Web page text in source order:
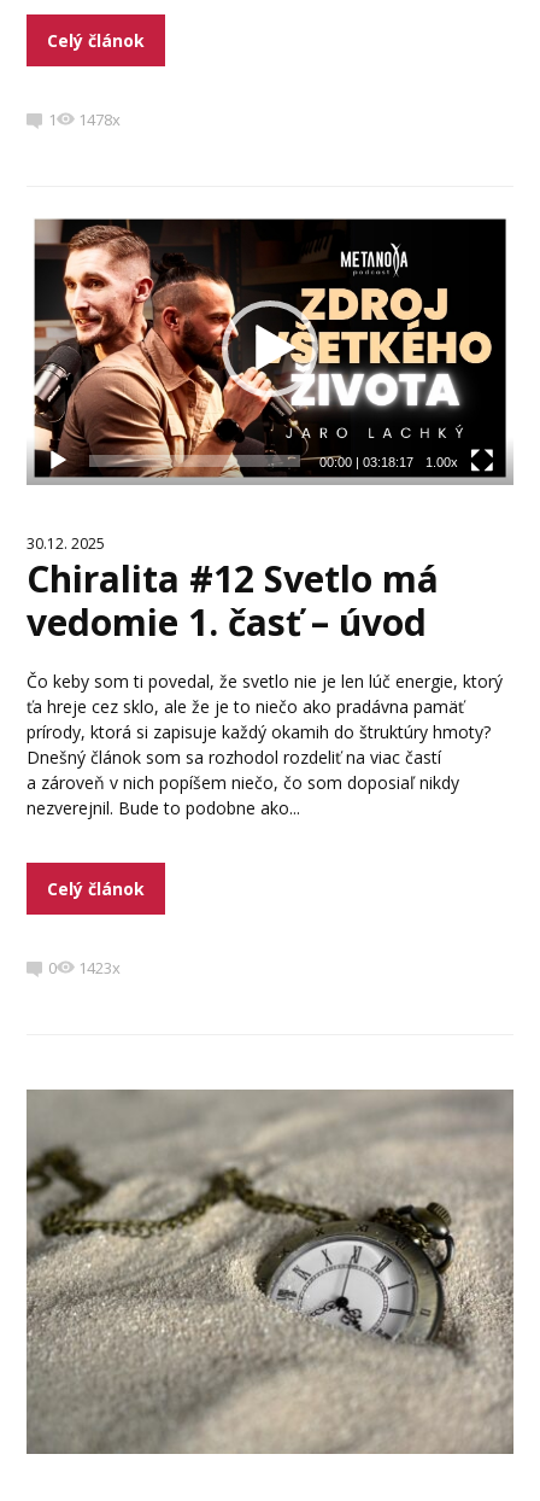
Celý článok
1 1478x
Video
prehrávač
00:00| 03:18:17 1.00x
30.12. 2025
Chiralita #12 Svetlo má
vedomie 1. časť – úvod
Čo keby som ti povedal, že svetlo nie je len lúč energie, ktorý
ťa hreje cez sklo, ale že je to niečo ako pradávna pamäť
prírody, ktorá si zapisuje každý okamih do štruktúry hmoty?
Dnešný článok som sa rozhodol rozdeliť na viac častí
a zároveň v nich popíšem niečo, čo som doposiaľ nikdy
nezverejnil. Bude to podobne ako...
Celý článok
0 1423x